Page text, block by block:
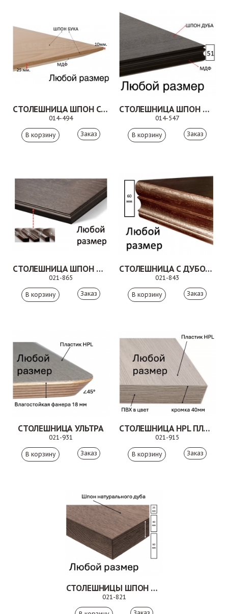
СТОЛЕШНИЦА ШПОН СКОШЕННАЯ КРОМКА
014-494
Заказ
СТОЛЕШНИЦА ШПОН ФИГУРНАЯ КРОМКА МДФ
014-547
Заказ
СТОЛЕШНИЦА ШПОН ФИГУРНАЯ КРОМКА
021-865
Заказ
СТОЛЕШНИЦА С ДУБОВОЙ КРОМКОЙ
021-843
Заказ
СТОЛЕШНИЦА УЛЬТРА
021-931
Заказ
СТОЛЕШНИЦА HPL ПЛАСТИК
021-915
Заказ
СТОЛЕШНИЦЫ ШПОН ДУБА
021-821